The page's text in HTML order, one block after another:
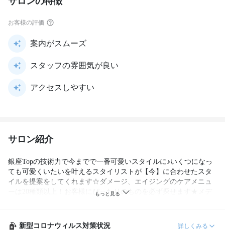
お客様の評価
案内がスムーズ
スタッフの雰囲気が良い
アクセスしやすい
サロン紹介
銀座Topの技術力で今までで一番可愛いスタイルに♪いくつになっ
ても可愛くいたいを叶えるスタイリストが【今】に合わせたスタ
イルを提案をしてくれます☆ダメージ、エイジングのケアメニュ
ーは20種類以上！お客様にぴったりのものを必ず探せます★メデ
新型コロナウィルス対策状況
詳しくみる